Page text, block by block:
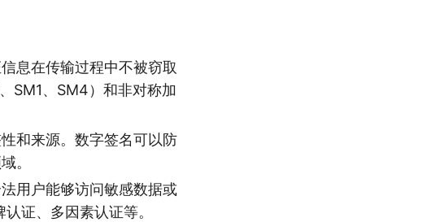
息在传输过程中不被窃取
SM1、SM4）和非对称加
和来源。数字签名可以防
。
用户能够访问敏感数据或
证、多因素认证等。